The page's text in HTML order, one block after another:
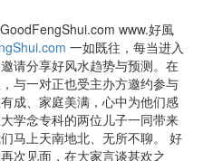
www.好風
一如既往，每当进入
请分享好风水趋势与预测。在
与一对正也受主办方邀约参与
成、家庭美满，心中为他们感
学念专科的两位儿子一同带来
马上天南地北、无所不聊。 好
次见面，在大家言谈甚欢之